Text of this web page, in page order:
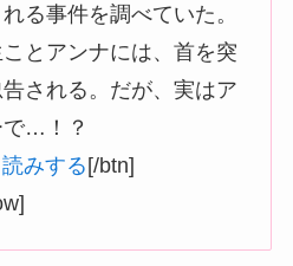
る事件を調べていた。
とアンナには、首を突
される。だが、実はア
で…！？
みする [/btn]